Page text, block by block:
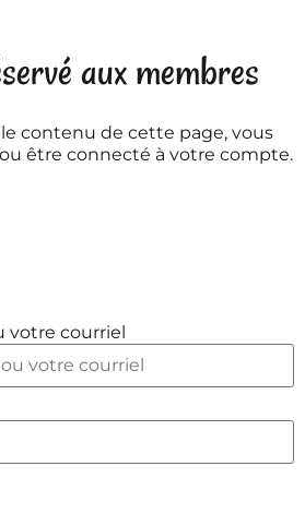
aux membres
contenu de cette page, vous
être connecté à votre compte.
votre courriel